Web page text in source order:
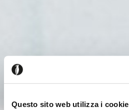
Questo sito web utilizza i cookie